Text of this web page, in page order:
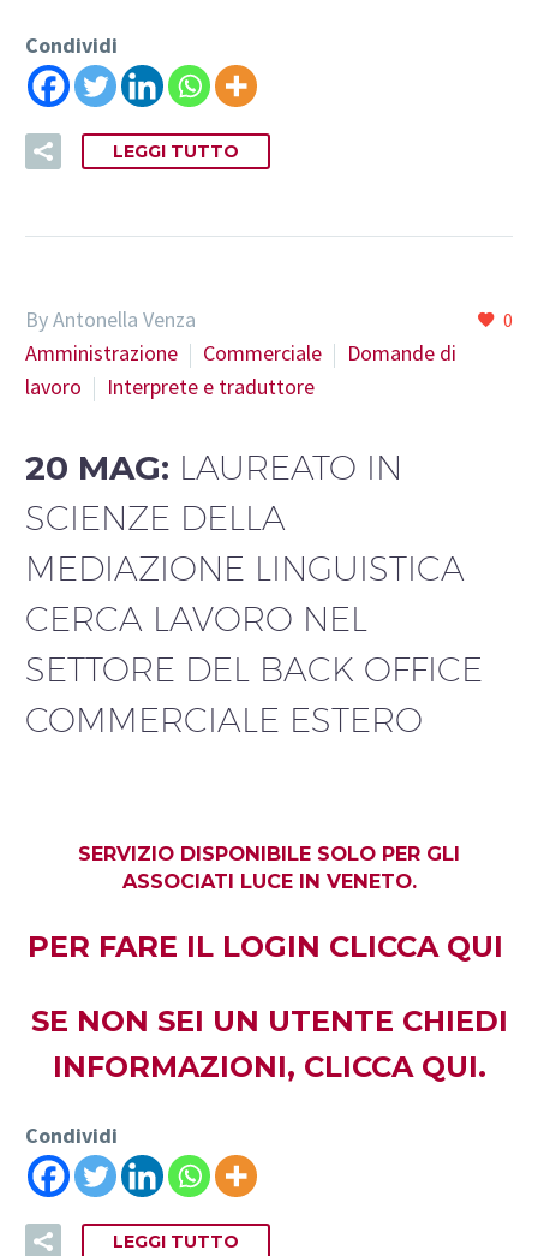
Condividi
LEGGI TUTTO
0
By Antonella Venza
Amministrazione
Commerciale
Domande di
lavoro
Interprete e traduttore
20 MAG: LAUREATO IN
SCIENZE DELLA
MEDIAZIONE LINGUISTICA
CERCA LAVORO NEL
SETTORE DEL BACK OFFICE
COMMERCIALE ESTERO
SERVIZIO DISPONIBILE SOLO PER GLI
ASSOCIATI LUCE IN VENETO.
PER FARE IL LOGIN CLICCA QUI
SE NON SEI UN UTENTE CHIEDI
INFORMAZIONI, CLICCA QUI.
Condividi
LEGGI TUTTO